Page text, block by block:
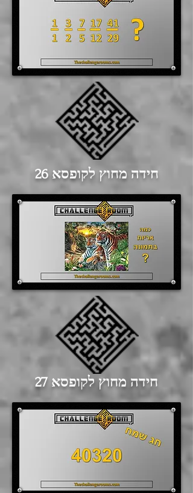
חידה מחוץ לקופסא 26
חידה מחוץ לקופסא 27